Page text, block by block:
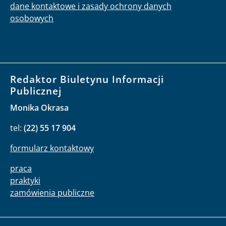
dane kontaktowe i zasady ochrony danych
osobowych
Redaktor Biuletynu Informacji
Publicznej
Monika Okrasa
tel: (22) 55 17 904
formularz kontaktowy
praca
praktyki
zamówienia publiczne